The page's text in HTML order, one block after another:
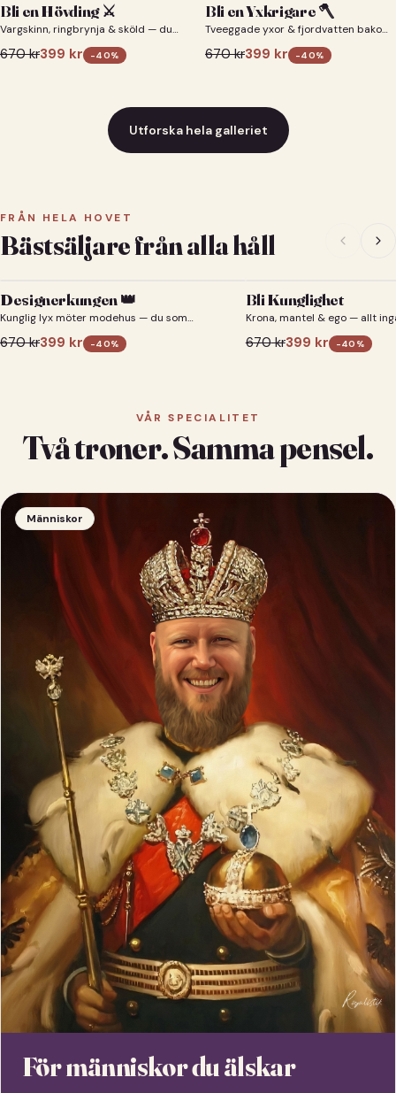
Bli en Hövding ⚔️
Vargskinn, ringbrynja & sköld — du
som nordisk krigsherre ⚔️
670kr399 kr -40%
Bli en Yxkrigare 🪓
Tveeggade yxor & fjordvatten bakom
670kr399 kr -40%
Utforska hela galleriet
FRÅN HELA HOVET
Bästsäljare från alla håll
Designerkungen 👑
Kunglig lyx möter modehus — du som
670kr399 kr -40%
Bli Kunglighet
Krona, mantel & ego — allt
670kr399 kr -40 %
VÅR SPECIALITET
Två troner. Samma pensel.
Människor
För människor du älskar